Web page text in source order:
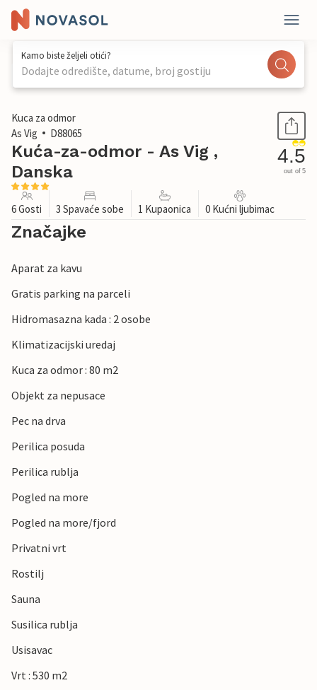
Kamo biste željeli otići?
Dodajte odredište, datume, broj gostiju
1 / 18
Kuca za odmor
As Vig
D88065
Kuća-za-odmor - As Vig ,
Danska
4.5
out of 5
6 Gosti 3 Spavaće sobe 1 Kupaonica 0 Kućni ljubimac
Značajke
Aparat za kavu
Gratis parking na parceli
Hidromasazna kada : 2 osobe
Klimatizacijski uredaj
Kuca za odmor : 80 m2
Objekt za nepusace
Pec na drva
Perilica posuda
Perilica rublja
Pogled na more
Pogled na more/fjord
Privatni vrt
Rostilj
Sauna
Susilica rublja
Usisavac
Vrt : 530 m2